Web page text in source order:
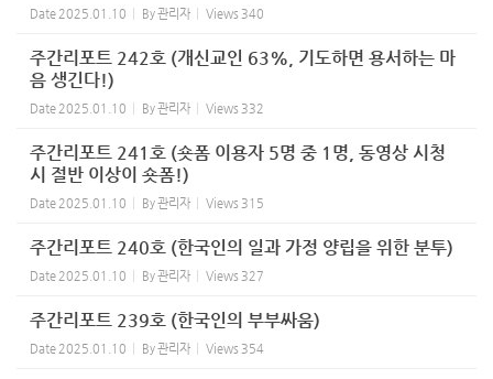
Date 2025.01.10 By관리자 Views 340
주간리포트 242호 (개신교인 63%, 기도하면 용서하는 마
음 생긴다!)
Date 2025.01.10 By관리자 Views 332
주간리포트 241호 (숏폼 이용자 5명 중 1명, 동영상 시청
시 절반 이상이 숏폼!)
Date 2025.01.10 By관리자 Views 315
주간리포트 240호 (한국인의 일과 가정 양립을 위한 분투)
Date 2025.01.10 By관리자 Views 327
주간리포트 239호 (한국인의 부부싸움)
Date 2025.01.10 By관리자 Views 354